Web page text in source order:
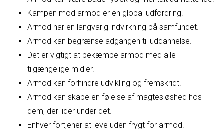
Kampen mod armod er en global udfordring.
Armod har en langvarig indvirkning på samfundet.
Armod kan begrænse adgangen til uddannelse.
Det er vigtigt at bekæmpe armod med alle
tilgængelige midler.
Armod kan forhindre udvikling og fremskridt.
Armod kan skabe en følelse af magtesløshed hos
dem, der lider under det.
Enhver fortjener at leve uden frygt for armod.